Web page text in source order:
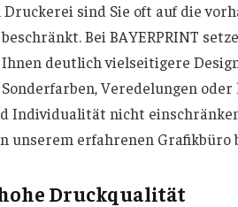
sind Sie oft auf die
Bei BAYERPRINT
Ihnen deutlich vielseitigere
Veredelungen
Individualität nicht
unserem erfahrenen Grafikbüro
Druckqualität